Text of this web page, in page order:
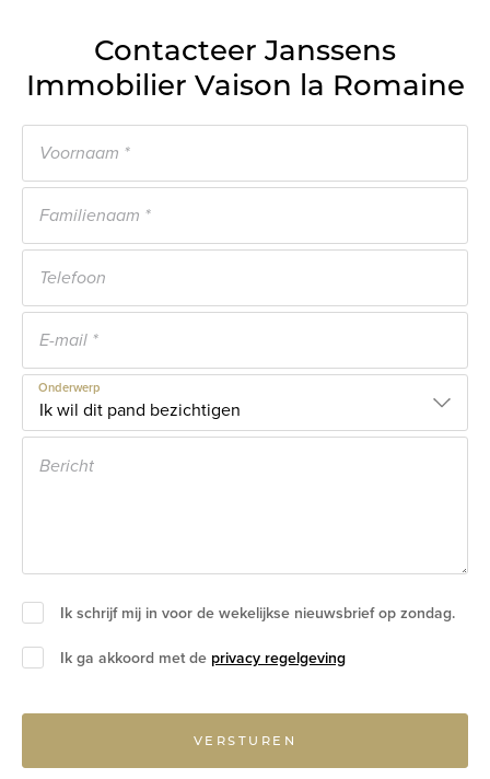
Contacteer Janssens
Immobilier Vaison la Romaine
Onderwerp
Ik schrijf mij in voor de wekelijkse nieuwsbrief op zondag.
Ik ga akkoord met de privacy regelgeving
VERSTUREN